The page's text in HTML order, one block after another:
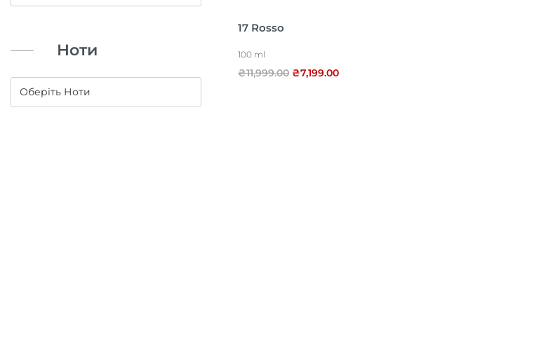
Ноти
17 Rosso
100 ml
₴11,999.00 ₴7,199.00